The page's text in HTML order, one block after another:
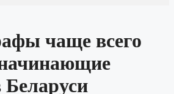
чаще всего
Беларуси